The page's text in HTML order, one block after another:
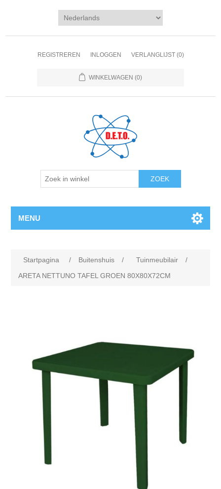
REGISTREREN INLOGGEN VERLANGLIJST (0)
WINKELWAGEN (0)
ZOEK
MENU
Startpagina / Buitenshuis / Tuinmeubilair
/
ARETA NETTUNO TAFEL GROEN 80X80X72CM